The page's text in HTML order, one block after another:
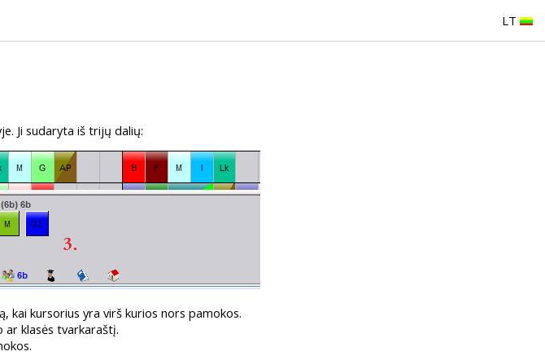
LT
Ji sudaryta iš trijų dalių:
kai kursorius yra virš kurios nors pamokos.
klasės tvarkaraštį.